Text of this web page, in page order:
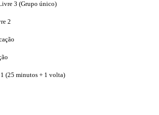
3 (Grupo único)
2
(25 minutos + 1 volta)